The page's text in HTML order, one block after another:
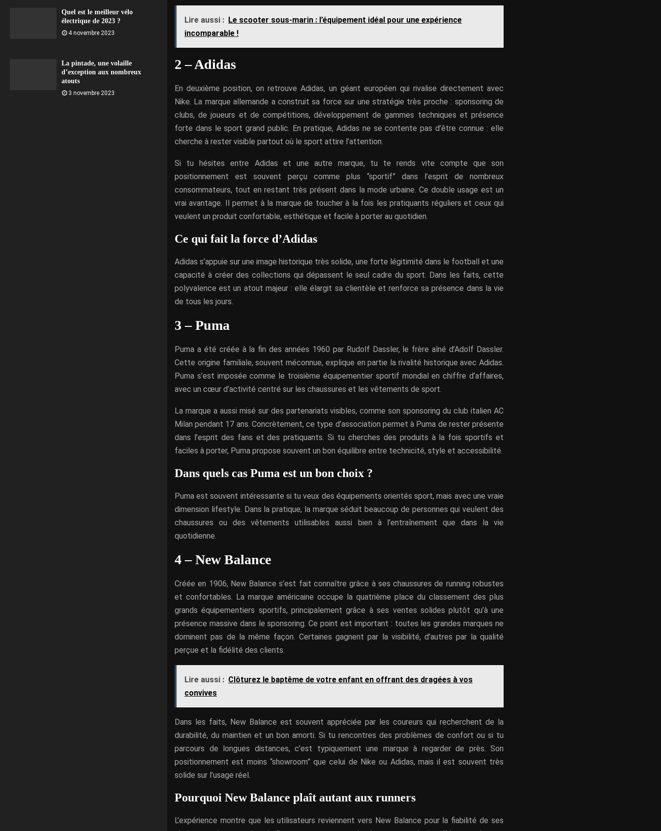
Quel est le meilleur vélo
électrique de 2023 ?
4 novembre 2023
La pintade, une volaille
d’exception aux nombreux
atouts
3 novembre 2023
Lire aussi : Le scooter sous-marin : l’équipement idéal pour une expérience
incomparable !
2 – Adidas
En deuxième position, on retrouve Adidas, un géant européen qui rivalise directement avec
Nike. La marque allemande a construit sa force sur une stratégie très proche : sponsoring de
clubs, de joueurs et de compétitions, développement de gammes techniques et présence
forte dans le sport grand public. En pratique, Adidas ne se contente pas d’être connue : elle
cherche à rester visible partout où le sport attire l’attention.
Si tu hésites entre Adidas et une autre marque, tu te rends vite compte que son
positionnement est souvent perçu comme plus “sportif” dans l’esprit de nombreux
consommateurs, tout en restant très présent dans la mode urbaine. Ce double usage est un
vrai avantage. Il permet à la marque de toucher à la fois les pratiquants réguliers et ceux qui
veulent un produit confortable, esthétique et facile à porter au quotidien.
Ce qui fait la force d’Adidas
Adidas s’appuie sur une image historique très solide, une forte légitimité dans le football et une
capacité à créer des collections qui dépassent le seul cadre du sport. Dans les faits, cette
polyvalence est un atout majeur : elle élargit sa clientèle et renforce sa présence dans la vie
de tous les jours.
3 – Puma
Puma a été créée à la fin des années 1960 par Rudolf Dassler, le frère aîné d’Adolf Dassler.
Cette origine familiale, souvent méconnue, explique en partie la rivalité historique avec Adidas.
Puma s’est imposée comme le troisième équipementier sportif mondial en chiffre d’affaires,
avec un cœur d’activité centré sur les chaussures et les vêtements de sport.
La marque a aussi misé sur des partenariats visibles, comme son sponsoring du club italien AC
Milan pendant 17 ans. Concrètement, ce type d’association permet à Puma de rester présente
dans l’esprit des fans et des pratiquants. Si tu cherches des produits à la fois sportifs et
faciles à porter, Puma propose souvent un bon équilibre entre technicité, style et accessibilité.
Dans quels cas Puma est un bon choix ?
Puma est souvent intéressante si tu veux des équipements orientés sport, mais avec une vraie
dimension lifestyle. Dans la pratique, la marque séduit beaucoup de personnes qui veulent des
chaussures ou des vêtements utilisables aussi bien à l’entraînement que dans la vie
quotidienne.
4 – New Balance
Créée en 1906, New Balance s’est fait connaître grâce à ses chaussures de running robustes
et confortables. La marque américaine occupe la quatrième place du classement des plus
grands équipementiers sportifs, principalement grâce à ses ventes solides plutôt qu’à une
présence massive dans le sponsoring. Ce point est important : toutes les grandes marques ne
dominent pas de la même façon. Certaines gagnent par la visibilité, d’autres par la qualité
perçue et la fidélité des clients.
Lire aussi : Clôturez le baptême de votre enfant en offrant des dragées à vos
convives
Dans les faits, New Balance est souvent appréciée par les coureurs qui recherchent de la
durabilité, du maintien et un bon amorti. Si tu rencontres des problèmes de confort ou si tu
parcours de longues distances, c’est typiquement une marque à regarder de près. Son
positionnement est moins “showroom” que celui de Nike ou Adidas, mais il est souvent très
solide sur l’usage réel.
Pourquoi New Balance plaît autant aux runners
L’expérience montre que les utilisateurs reviennent vers New Balance pour la fiabilité de ses